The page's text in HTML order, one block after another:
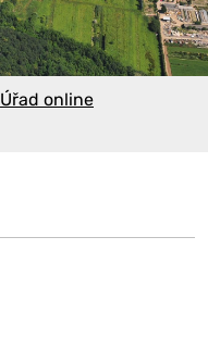
Úřad online